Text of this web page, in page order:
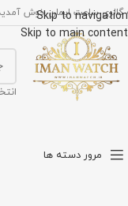
Skip to navigation
Skip to main content
گالری ساعت ایمان خوش
مرور دسته ها